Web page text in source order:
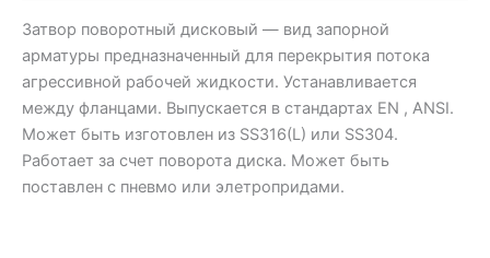
Затвор поворотный дисковый — вид запорной
арматуры предназначенный для перекрытия потока
агрессивной рабочей жидкости. Устанавливается
между фланцами. Выпускается в стандартах EN , ANSI.
Может быть изготовлен из SS316(L) или SS304.
Работает за счет поворота диска. Может быть
поставлен с пневмо или элетропридами.